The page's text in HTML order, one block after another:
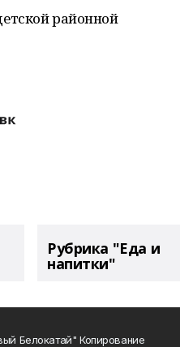
районной
Рубрика "Еда и
напитки"
Белокатай" Копирование